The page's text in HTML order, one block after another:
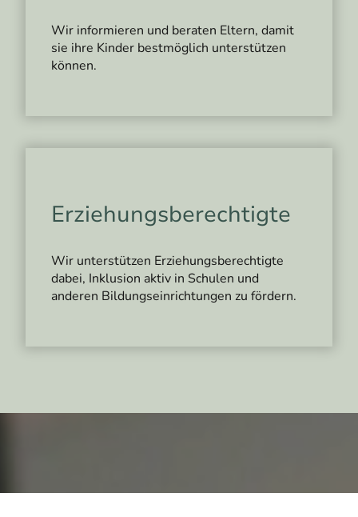
Wir informieren und beraten Eltern, damit
sie ihre Kinder bestmöglich unterstützen
können.
Erziehungsberechtigte
Wir unterstützen Erziehungsberechtigte
dabei, Inklusion aktiv in Schulen und
anderen Bildungseinrichtungen zu fördern.